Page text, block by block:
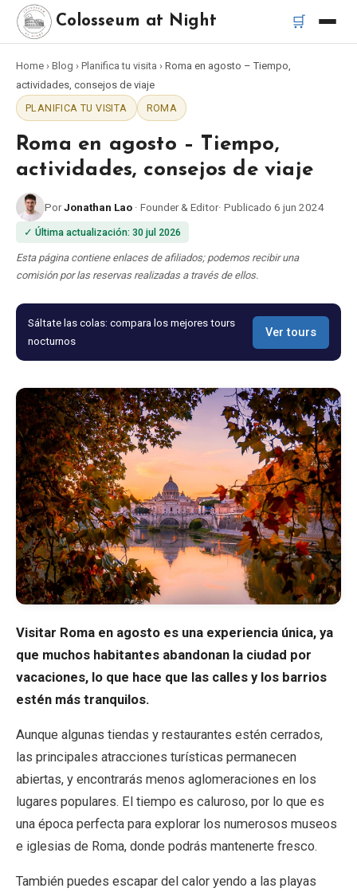
Colosseum at Night 🛒
Inicio
Mejores tours
Mejores tours nocturnos del Coliseo
Mejores tours en Roma
Bus turístico Roma
Catacumbas de Roma
Blog
Tienda
Todos los recuerdos
Posters
T-Shirts
License Plates
Sobre nosotros
EN DE ES FR IT
Home › Blog › Planifica tu visita › Roma en agosto – Tiempo,
actividades, consejos de viaje
PLANIFICA TU VISITA
ROMA
Roma en agosto – Tiempo,
actividades, consejos de viaje
PorJonathan Lao · Founder & Editor· Publicado 6 jun 2024
✓ Última actualización: 30 jul 2026
Esta página contiene enlaces de afiliados; podemos recibir una
comisión por las reservas realizadas a través de ellos.
Sáltate las colas: compara los mejores tours
nocturnos
Ver tours
Visitar Roma en agosto es una experiencia única, ya
que muchos habitantes abandonan la ciudad por
vacaciones, lo que hace que las calles y los barrios
estén más tranquilos.
Aunque algunas tiendas y restaurantes estén cerrados,
las principales atracciones turísticas permanecen
abiertas, y encontrarás menos aglomeraciones en los
lugares populares. El tiempo es caluroso, por lo que es
una época perfecta para explorar los numerosos museos
e iglesias de Roma, donde podrás mantenerte fresco.
También puedes escapar del calor yendo a las playas